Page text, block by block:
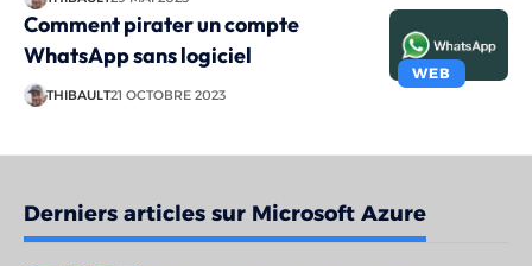
WEB
Comment pirater un compte
WhatsApp sans logiciel
THIBAULT21 OCTOBRE 2023
Derniers articles sur Microsoft Azure